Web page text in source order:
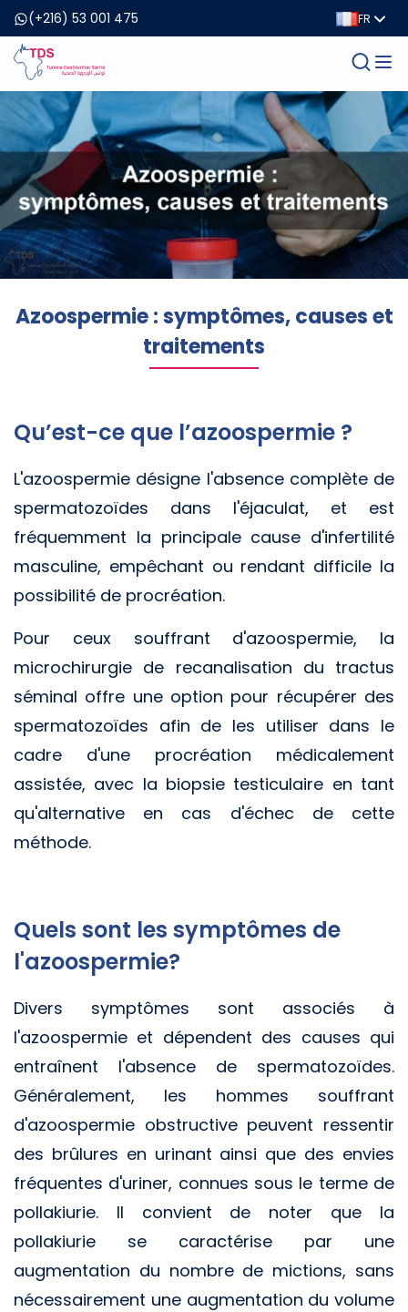
(+216) 53 001 475 FR
Azoospermie : symptômes, causes et
traitements
Qu’est-ce que l’azoospermie ?
L'azoospermie désigne l'absence complète de
spermatozoïdes dans l'éjaculat, et est
fréquemment la principale cause d'infertilité
masculine, empêchant ou rendant difficile la
possibilité de procréation.
Pour ceux souffrant d'azoospermie, la
microchirurgie de recanalisation du tractus
séminal offre une option pour récupérer des
spermatozoïdes afin de les utiliser dans le
cadre d'une procréation médicalement
assistée, avec la biopsie testiculaire en tant
qu'alternative en cas d'échec de cette
méthode.
Quels sont les symptômes de
l'azoospermie?
Divers symptômes sont associés à
l'azoospermie et dépendent des causes qui
entraînent l'absence de spermatozoïdes.
Généralement, les hommes souffrant
d'azoospermie obstructive peuvent ressentir
des brûlures en urinant ainsi que des envies
fréquentes d'uriner, connues sous le terme de
pollakiurie. Il convient de noter que la
pollakiurie se caractérise par une
augmentation du nombre de mictions, sans
nécessairement une augmentation du volume